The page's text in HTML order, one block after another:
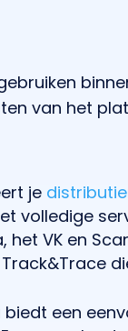
van het
je
volledige
VK en
biedt een